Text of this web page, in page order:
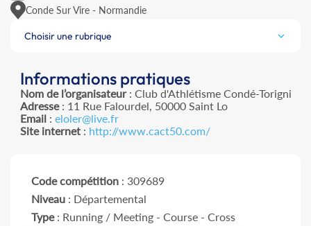
Conde Sur Vire - Normandie
Choisir une rubrique
Informations pratiques
Nom de l’organisateur: Club d'Athlétisme Condé-Torigni
Adresse: 11 Rue Falourdel, 50000 Saint Lo
Email: eloler@live.fr
Site internet: http://www.cact50.com/
Code compétition : 309689
Niveau : Départemental
Type: Running / Meeting - Course - Cross